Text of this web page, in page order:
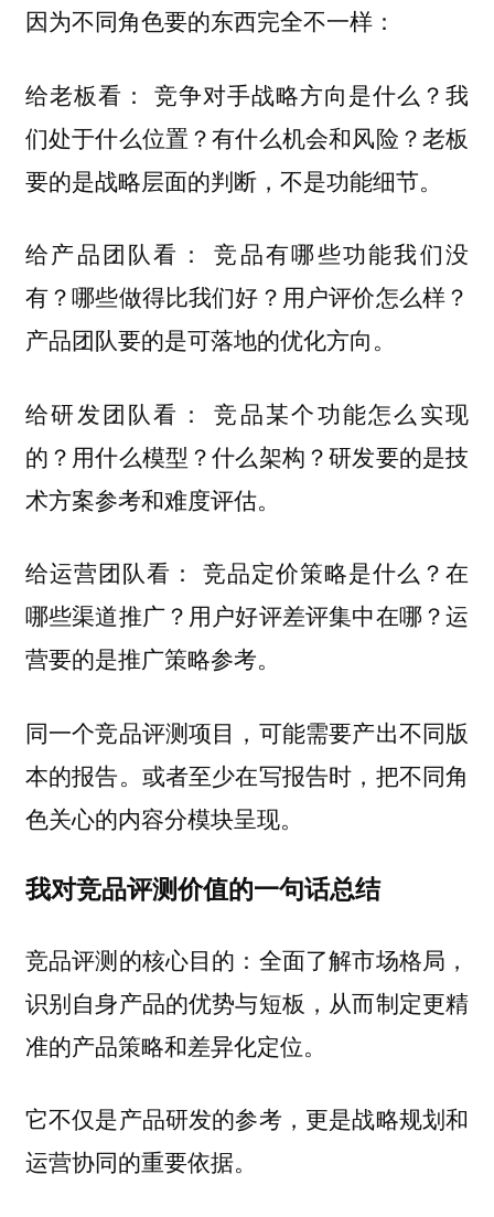
因为不同角色要的东西完全不一样：
给老板看： 竞争对手战略方向是什么？我
们处于什么位置？有什么机会和风险？老板
要的是战略层面的判断，不是功能细节。
给产品团队看： 竞品有哪些功能我们没
有？哪些做得比我们好？用户评价怎么样？
产品团队要的是可落地的优化方向。
给研发团队看： 竞品某个功能怎么实现
的？用什么模型？什么架构？研发要的是技
术方案参考和难度评估。
给运营团队看： 竞品定价策略是什么？在
哪些渠道推广？用户好评差评集中在哪？运
营要的是推广策略参考。
同一个竞品评测项目，可能需要产出不同版
本的报告。或者至少在写报告时，把不同角
色关心的内容分模块呈现。
我对竞品评测价值的一句话总结
竞品评测的核心目的：全面了解市场格局，
识别自身产品的优势与短板，从而制定更精
准的产品策略和差异化定位。
它不仅是产品研发的参考，更是战略规划和
运营协同的重要依据。